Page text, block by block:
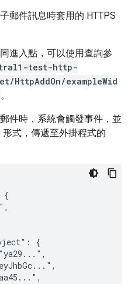
郵件訊息時套用的 HTTPS
進入點，可以使用查詢參
test-http-
HttpAddOn/exampleWid
。
件時，系統會觸發事件，並
式，傳遞至外掛程式的
{
{